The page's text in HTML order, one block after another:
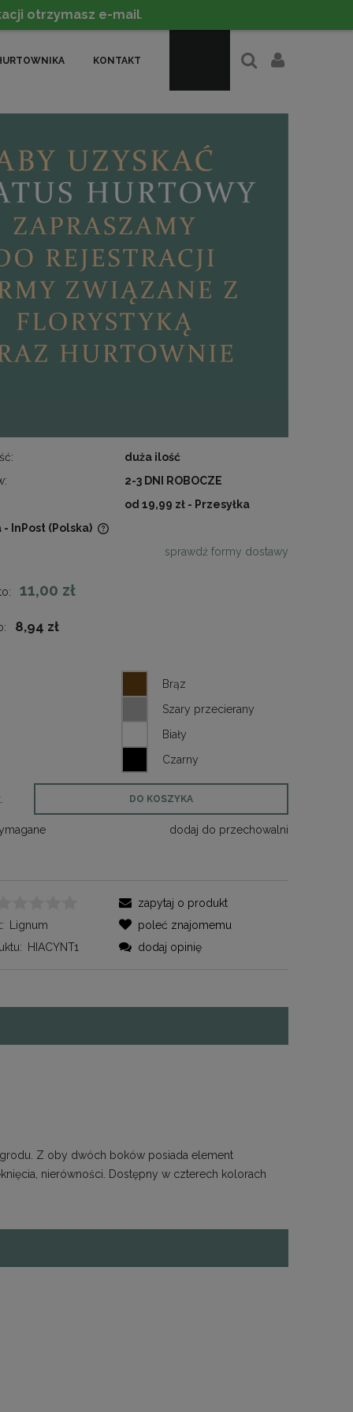
otrzymasz e-mail.
KONTAKT
duża ilość
2-3 DNI ROBOCZE
od 19,99 zł - Przesyłka
- InPost (Polska)
sprawdź formy dostawy
11,00 zł
8,94 zł
DO KOSZYKA
dodaj do przechowalni
Lignum
HIACYNT1
zapytaj o produkt
poleć znajomemu
dodaj opinię
Z oby dwóch boków posiada element
nierówności. Dostępny w czterech kolorach